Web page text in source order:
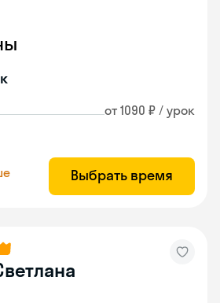
от 1090 ₽ / урок
Выбрать время